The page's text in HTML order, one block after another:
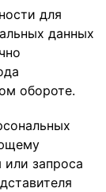
для
данных
обороте.
запроса